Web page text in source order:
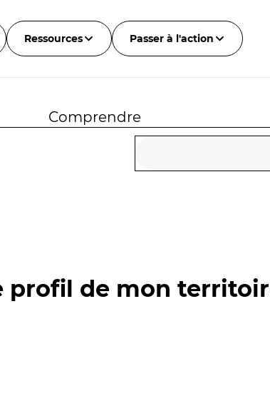
Ressources Passer à l'action
Comprendre
profil de mon